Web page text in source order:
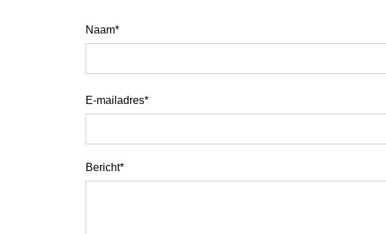
Naam*
E-mailadres*
Bericht*